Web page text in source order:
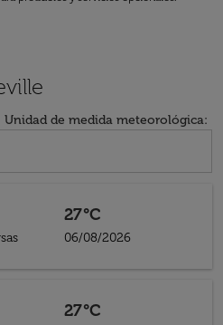
Unidad de medida meteorológica:
27°C
06/08/2026
27°C